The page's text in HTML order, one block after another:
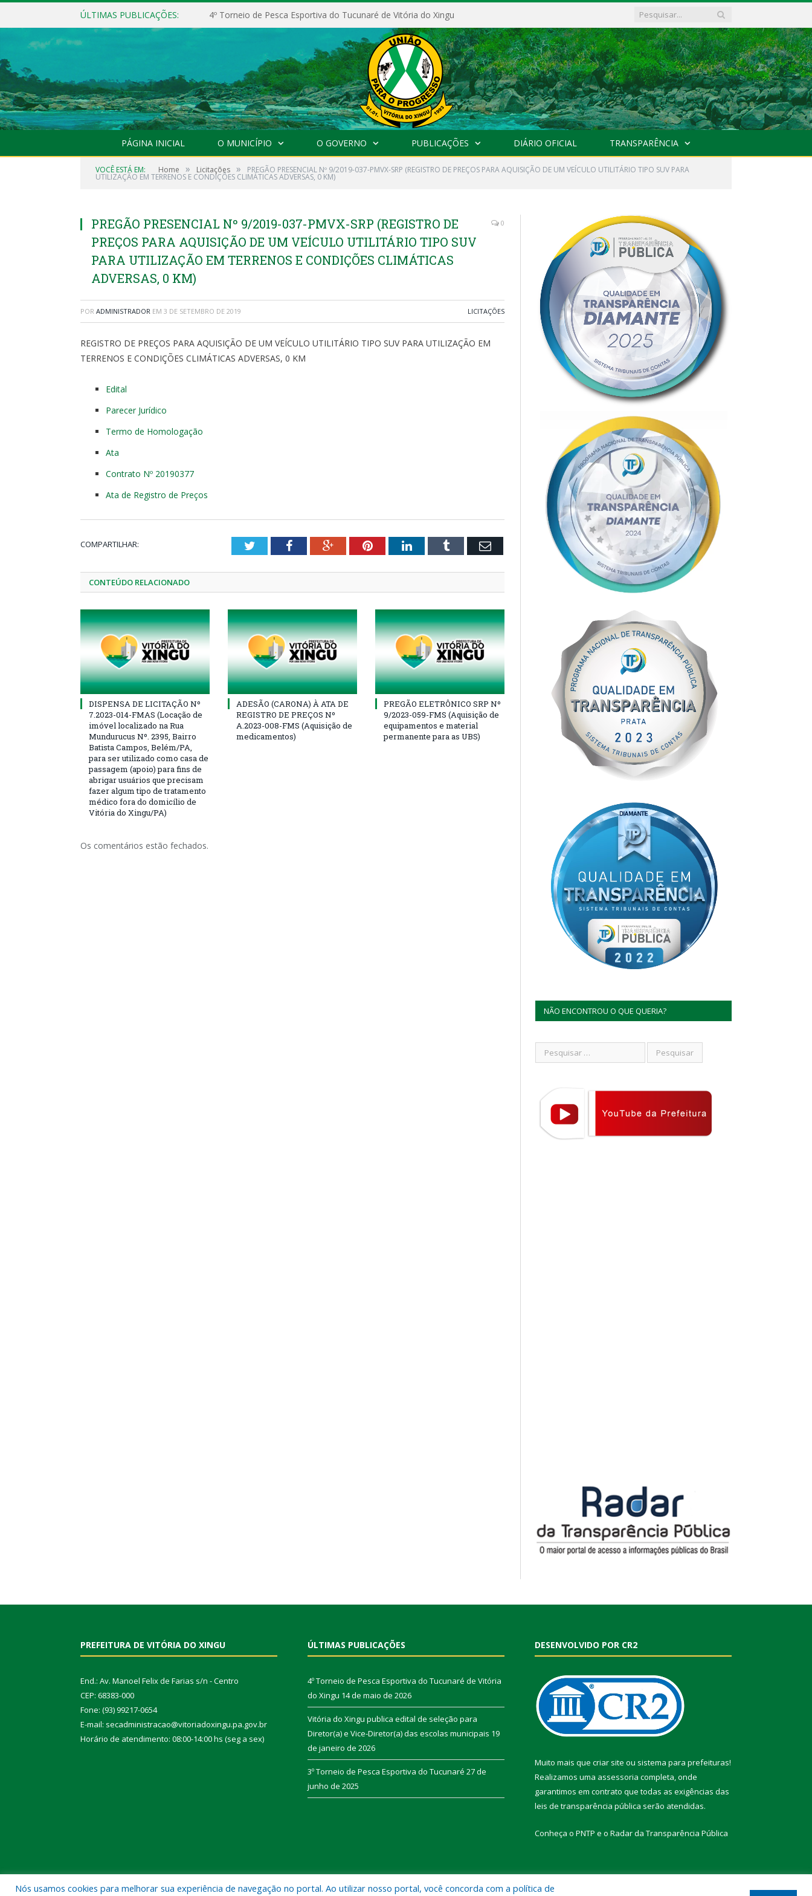
ÚLTIMAS PUBLICAÇÕES: 4º Torneio de Pesca Esportiva do Tucunaré de Vitória do Xingu
PÁGINA INICIAL O MUNICÍPIO O GOVERNO PUBLICAÇÕES DIÁRIO OFICIAL TRANSPARÊNCIA
VOCÊ ESTÁ EM: Home » Licitações » PREGÃO PRESENCIAL Nº 9/2019-037-PMVX-SRP (REGISTRO DE PREÇOS PARA AQUISIÇÃO DE UM VEÍCULO UTILITÁRIO TIPO SUV PARA
UTILIZAÇÃO EM TERRENOS E CONDIÇÕES CLIMÁTICAS ADVERSAS, 0 KM)
PREGÃO PRESENCIAL Nº 9/2019-037-PMVX-SRP (REGISTRO DE
PREÇOS PARA AQUISIÇÃO DE UM VEÍCULO UTILITÁRIO TIPO SUV
PARA UTILIZAÇÃO EM TERRENOS E CONDIÇÕES CLIMÁTICAS
ADVERSAS, 0 KM)
0
POR ADMINISTRADOR EM 3 DE SETEMBRO DE 2019 LICITAÇÕES
REGISTRO DE PREÇOS PARA AQUISIÇÃO DE UM VEÍCULO UTILITÁRIO TIPO SUV PARA UTILIZAÇÃO EM
TERRENOS E CONDIÇÕES CLIMÁTICAS ADVERSAS, 0 KM
Edital
Parecer Jurídico
Termo de Homologação
Ata
Contrato Nº 20190377
Ata de Registro de Preços
COMPARTILHAR: TwitterFacebookGoogle+PinterestLinkedInTumblr Email
CONTEÚDO RELACIONADO
DISPENSA DE LICITAÇÃO Nº
7.2023-014-FMAS (Locação de
imóvel localizado na Rua
Mundurucus Nº. 2395, Bairro
Batista Campos, Belém/PA,
para ser utilizado como casa de
passagem (apoio) para fins de
abrigar usuários que precisam
fazer algum tipo de tratamento
médico fora do domicílio de
Vitória do Xingu/PA)
ADESÃO (CARONA) À ATA DE
REGISTRO DE PREÇOS Nº
A.2023-008-FMS (Aquisição de
medicamentos)
PREGÃO ELETRÔNICO SRP Nº
9/2023-059-FMS (Aquisição de
equipamentos e material
permanente para as UBS)
Os comentários estão fechados.
NÃO ENCONTROU O QUE QUERIA?
PREFEITURA DE VITÓRIA DO XINGU
End.: Av. Manoel Felix de Farias s/n - Centro
CEP: 68383-000
Fone: (93) 99217-0654
E-mail: secadministracao@vitoriadoxingu.pa.gov.br
Horário de atendimento: 08:00-14:00 hs (seg a sex)
ÚLTIMAS PUBLICAÇÕES
4º Torneio de Pesca Esportiva do Tucunaré de Vitória
do Xingu 14 de maio de 2026
Vitória do Xingu publica edital de seleção para
Diretor(a) e Vice-Diretor(a) das escolas municipais 19
de janeiro de 2026
3º Torneio de Pesca Esportiva do Tucunaré 27 de
junho de 2025
DESENVOLVIDO POR CR2
Muito mais que criar site ou sistema para prefeituras!
Realizamos uma assessoria completa, onde
garantimos em contrato que todas as exigências das
leis de transparência pública serão atendidas.
Conheça o PNTP e o Radar da Transparência Pública
Nós usamos cookies para melhorar sua experiência de navegação no portal. Ao utilizar nosso portal, você concorda com a política de